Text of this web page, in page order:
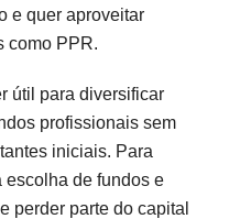
e quer aproveitar
como PPR.
útil para diversificar
profissionais sem
iniciais. Para
de fundos e
perder parte do capital